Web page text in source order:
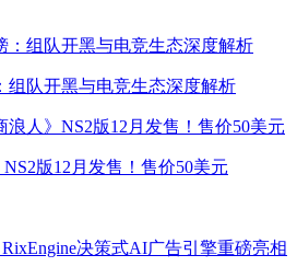
组队开黑与电竞生态深度解析
版12月发售！售价50美元
决策式AI广告引擎重磅亮相